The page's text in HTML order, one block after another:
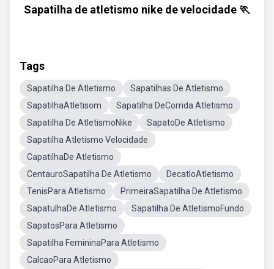
Sapatilha de atletismo nike de velocidade 🏃
Tags
Sapatilha De Atletismo
Sapatilhas De Atletismo
SapatilhaAtletisom
Sapatilha DeCorrida Atletismo
Sapatilha De AtletismoNike
SapatoDe Atletismo
Sapatilha Atletismo Velocidade
CapatilhaDe Atletismo
CentauroSapatilha De Atletismo
DecatloAtletismo
TenisPara Atletismo
PrimeiraSapatilha De Atletismo
SapatulhaDe Atletismo
Sapatilha De AtletismoFundo
SapatosPara Atletismo
Sapatilha FemininaPara Atletismo
CalcaoPara Atletismo